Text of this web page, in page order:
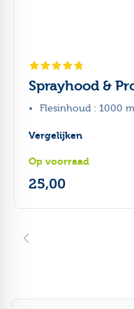
Sprayhood &
Flesinhoud : 1000
Vergelijken
Op voorraad
25,00